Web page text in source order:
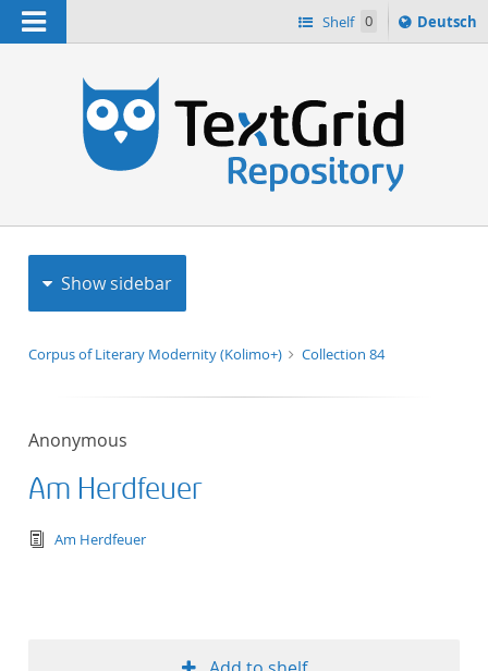
Navigation Shelf 0
Sprache
ï¿½ndern
Deutsch
Show sidebar
Corpus of Literary Modernity (Kolimo+) Collection 84
Anonymous
Am Herdfeuer
text/tg.edition+tg.aggregation+xml
Am Herdfeuer